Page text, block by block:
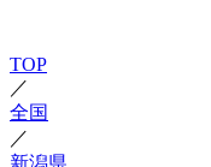
TOP
／
全国
／
新潟県